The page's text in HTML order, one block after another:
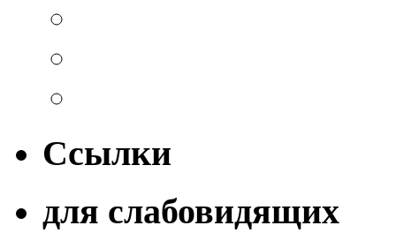
Ссылки
для слабовидящих